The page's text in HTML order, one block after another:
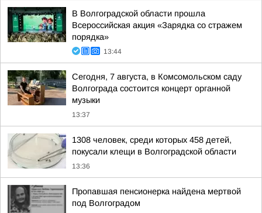
В Волгоградской области прошла
Всероссийская акция «Зарядка со стражем
порядка»
13:44
Сегодня, 7 августа, в Комсомольском саду
Волгограда состоится концерт органной
музыки
13:37
1308 человек, среди которых 458 детей,
покусали клещи в Волгоградской области
13:36
Пропавшая пенсионерка найдена мертвой
под Волгоградом